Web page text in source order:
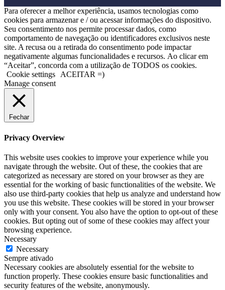
Para oferecer a melhor experiência, usamos tecnologias como
cookies para armazenar e / ou acessar informações do dispositivo.
Seu consentimento nos permite processar dados, como
comportamento de navegação ou identificadores exclusivos neste
site. A recusa ou a retirada do consentimento pode impactar
negativamente algumas funcionalidades e recursos. Ao clicar em
“Aceitar”, concorda com a utilização de TODOS os cookies.
Cookie settings
ACEITAR =)
Manage consent
Fechar
Privacy Overview
This website uses cookies to improve your experience while you
navigate through the website. Out of these, the cookies that are
categorized as necessary are stored on your browser as they are
essential for the working of basic functionalities of the website. We
also use third-party cookies that help us analyze and understand how
you use this website. These cookies will be stored in your browser
only with your consent. You also have the option to opt-out of these
cookies. But opting out of some of these cookies may affect your
browsing experience.
Necessary
Necessary
Sempre ativado
Necessary cookies are absolutely essential for the website to
function properly. These cookies ensure basic functionalities and
security features of the website, anonymously.